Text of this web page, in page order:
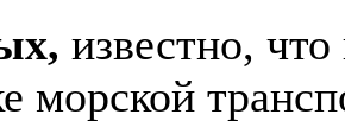
известно,
морской